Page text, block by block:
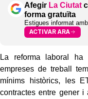
Afegir La Ciutat
forma gratuïta
Estigues informat
ACTIVAR ARA
La reforma laboral
empreses de treball
mínims històrics, les
contractes entre gener i